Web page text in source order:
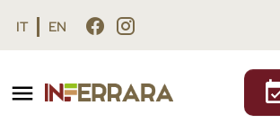
Vai al contenuto principale
Vai al footer
IT EN
Maggio 2026 alla